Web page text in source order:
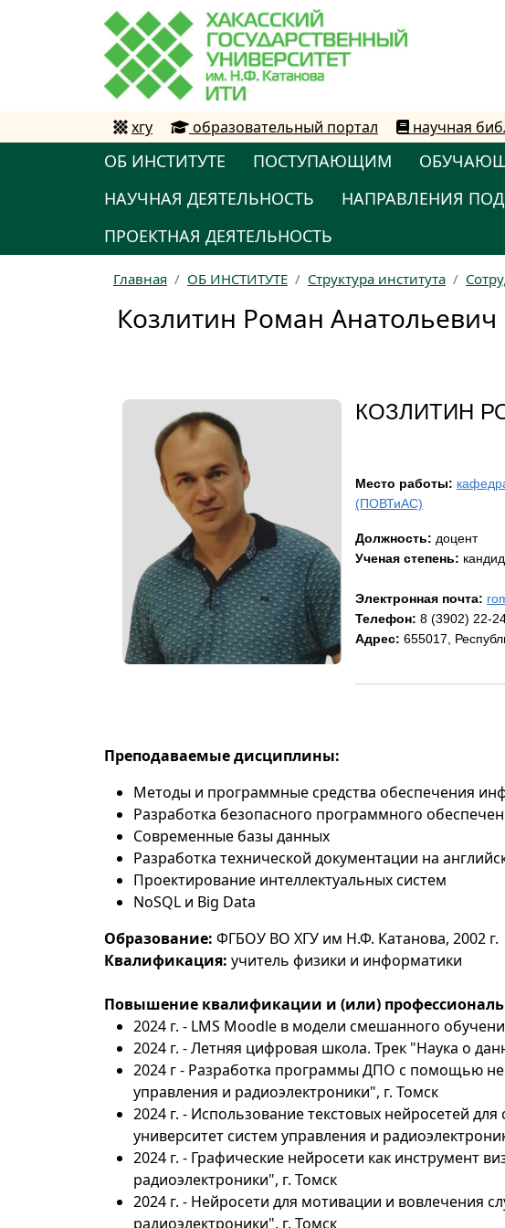
хгу
образовательный портал научная
ОБ ИНСТИТУТЕ ПОСТУПАЮЩИМ
НАУЧНАЯ ДЕЯТЕЛЬНОСТЬ
НАПРАВЛЕНИЯ
ПРОЕКТНАЯ ДЕЯТЕЛЬНОСТЬ
Главная ОБ ИНСТИТУТЕ Структура института
Козлитин Роман Анатольевич
КОЗЛИТИН
Место работы:
(ПОВТиАС)
Должность: доцент
Ученая степень:
Электронная почта:
Телефон: 8 (3902) 22-
Адрес: 655017,
Преподаваемые дисциплины:
Методы и программные средства обеспечения
Разработка безопасного программного
Современные базы данных
Разработка технической документации на
Проектирование интеллектуальных систем
NoSQL и Big Data
Образование: ФГБОУ ВО ХГУ им Н.Ф. Катанова, 2002 г.
Квалификация: учитель физики и информатики
Повышение квалификации и (или)
2024 г. - LMS Moodle в модели смешанного
2024 г. - Летняя цифровая школа. Трек "Наука о
2024 г - Разработка программы ДПО с помощью
управления и радиоэлектроники", г. Томск
2024 г. - Использование текстовых нейросетей
университет систем управления и
2024 г. - Графические нейросети как инструмент
радиоэлектроники", г. Томск
2024 г. - Нейросети для мотивации и вовлечения
радиоэлектроники", г. Томск